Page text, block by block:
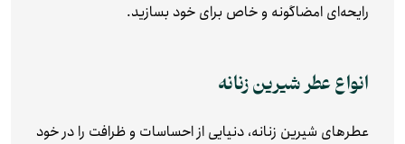
رایحه‌ای امضاگونه و خاص برای خود بسازید.
انواع عطر شیرین زنانه
عطرهای شیرین زنانه، دنیایی از احساسات و ظرافت را در خود